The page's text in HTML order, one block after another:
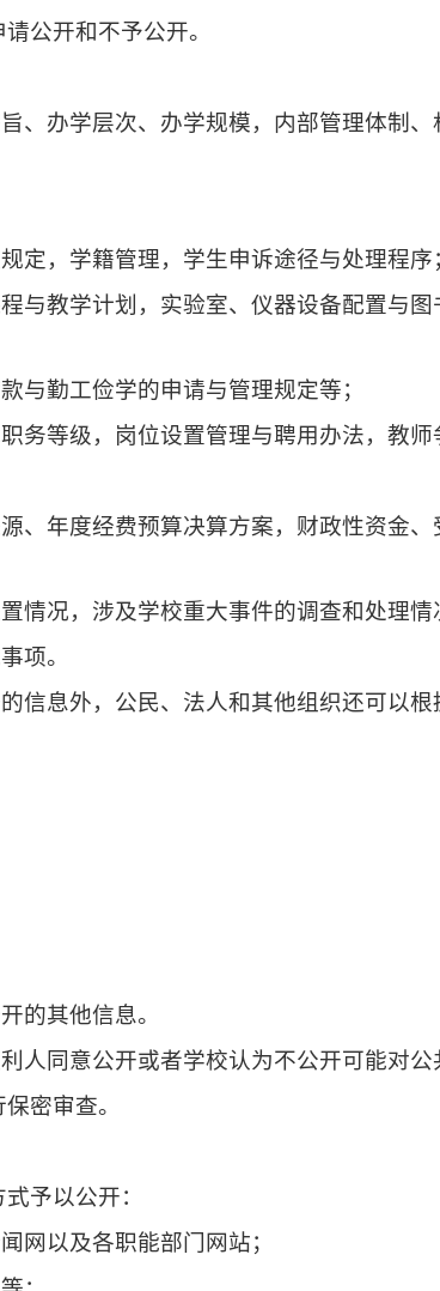
公开和不予公开。
、办学层次、办学规模，内部管理体制、
定，学籍管理，学生申诉途径与处理程序
与教学计划，实验室、仪器设备配置与
与勤工俭学的申请与管理规定等；
务等级，岗位设置管理与聘用办法，教师
、年度经费预算决算方案，财政性资金
情况，涉及学校重大事件的调查和处理情
项。
信息外，公民、法人和其他组织还可以
的其他信息。
人同意公开或者学校认为不公开可能对公
密审查。
予以公开：
网以及各职能部门网站；